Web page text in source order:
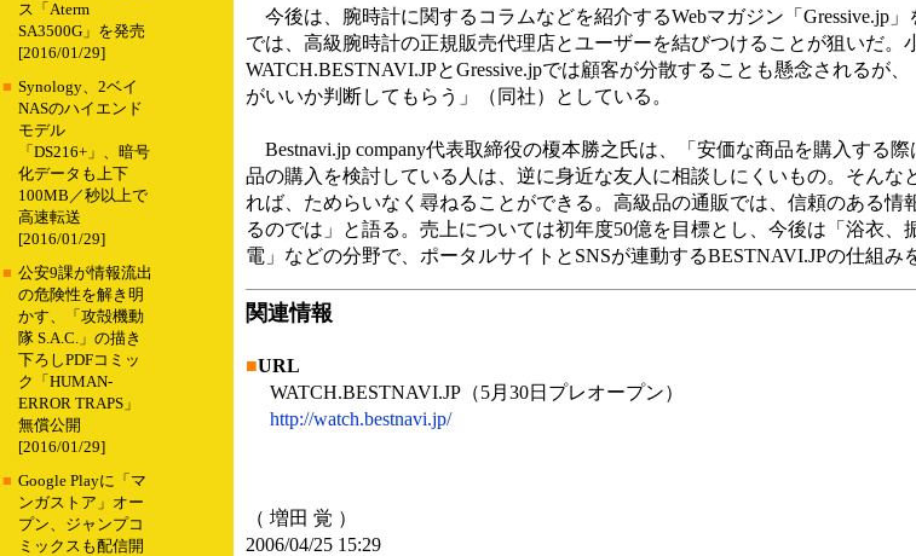
ス「Aterm
SA3500G」を発売
[2016/01/29]
■ Synology、2ベイ
NASのハイエンド
モデル
「DS216+」、暗号
化データも上下
100MB／秒以上で
高速転送
[2016/01/29]
■ 公安9課が情報流出
の危険性を解き明
かす、「攻殻機動
隊 S.A.C.」の描き
下ろしPDFコミッ
ク「HUMAN-
ERROR TRAPS」
無償公開
[2016/01/29]
■ Google Playに「マ
ンガストア」オー
プン、ジャンプコ
ミックスも配信開
今後は、腕時計に関するコラムなどを紹介するWebマガジン「Gressive.jp
では、高級腕時計の正規販売代理店とユーザーを結びつけることが狙いだ。
WATCH.BESTNAVI.JPとGressive.jpでは顧客が分散することも懸念されるが
がいいか判断してもらう」（同社）としている。
Bestnavi.jp company代表取締役の榎本勝之氏は、「安価な商品を購入する
品の購入を検討している人は、逆に身近な友人に相談しにくいもの。そんな
れば、ためらいなく尋ねることができる。高級品の通販では、信頼のある情
るのでは」と語る。売上については初年度50億を目標とし、今後は「浴衣、
電」などの分野で、ポータルサイトとSNSが連動するBESTNAVI.JPの仕組み
関連情報
■URL
WATCH.BESTNAVI.JP（5月30日プレオープン）
http://watch.bestnavi.jp/
（ 増田 覚 ）
2006/04/25 15:29